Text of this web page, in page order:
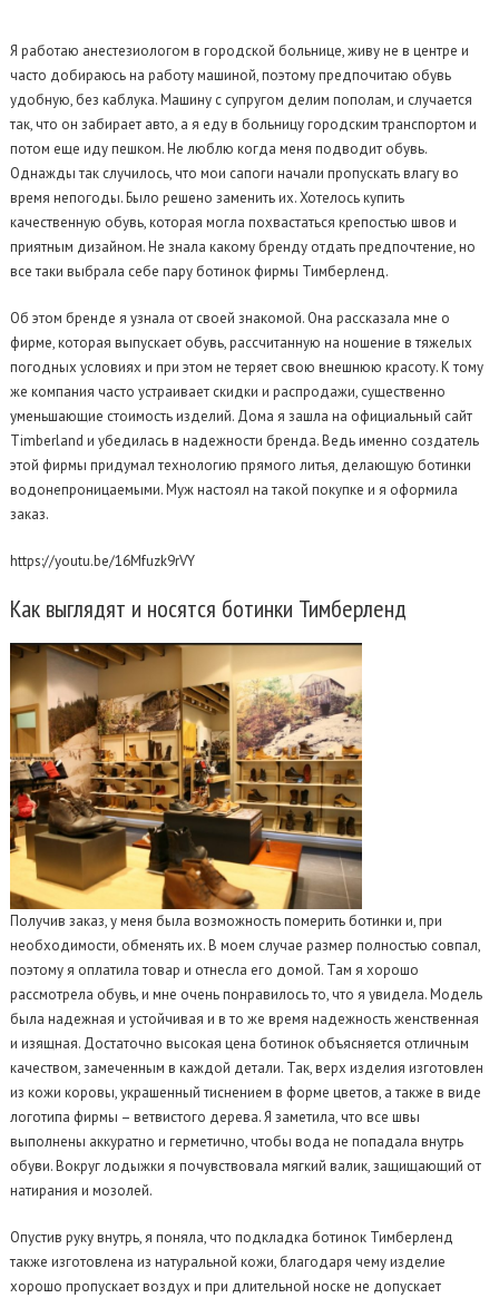
Я работаю анестезиологом в городской больнице, живу не в центре и
часто добираюсь на работу машиной, поэтому предпочитаю обувь
удобную, без каблука. Машину с супругом делим пополам, и случается
так, что он забирает авто, а я еду в больницу городским транспортом и
потом еще иду пешком. Не люблю когда меня подводит обувь.
Однажды так случилось, что мои сапоги начали пропускать влагу во
время непогоды. Было решено заменить их. Хотелось купить
качественную обувь, которая могла похвастаться крепостью швов и
приятным дизайном. Не знала какому бренду отдать предпочтение, но
все таки выбрала себе пару ботинок фирмы Тимберленд.
Об этом бренде я узнала от своей знакомой. Она рассказала мне о
фирме, которая выпускает обувь, рассчитанную на ношение в тяжелых
погодных условиях и при этом не теряет свою внешнюю красоту. К тому
же компания часто устраивает скидки и распродажи, существенно
уменьшающие стоимость изделий. Дома я зашла на официальный сайт
Timberland и убедилась в надежности бренда. Ведь именно создатель
этой фирмы придумал технологию прямого литья, делающую ботинки
водонепроницаемыми. Муж настоял на такой покупке и я оформила
заказ.
https://youtu.be/16Mfuzk9rVY
Как выглядят и носятся ботинки Тимберленд
Получив заказ, у меня была возможность померить ботинки и, при
необходимости, обменять их. В моем случае размер полностью совпал,
поэтому я оплатила товар и отнесла его домой. Там я хорошо
рассмотрела обувь, и мне очень понравилось то, что я увидела. Модель
была надежная и устойчивая и в то же время надежность женственная
и изящная. Достаточно высокая цена ботинок объясняется отличным
качеством, замеченным в каждой детали. Так, верх изделия изготовлен
из кожи коровы, украшенный тиснением в форме цветов, а также в виде
логотипа фирмы – ветвистого дерева. Я заметила, что все швы
выполнены аккуратно и герметично, чтобы вода не попадала внутрь
обуви. Вокруг лодыжки я почувствовала мягкий валик, защищающий от
натирания и мозолей.
Опустив руку внутрь, я поняла, что подкладка ботинок Тимберленд
также изготовлена из натуральной кожи, благодаря чему изделие
хорошо пропускает воздух и при длительной носке не допускает